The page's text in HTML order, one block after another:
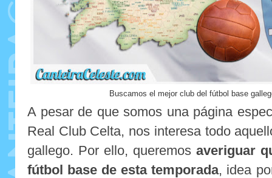
Buscamos el mejor club del fútbol base
A pesar de que somos una página
Real Club Celta, nos interesa todo
gallego. Por ello, queremos averiguar
fútbol base de esta temporada, idea